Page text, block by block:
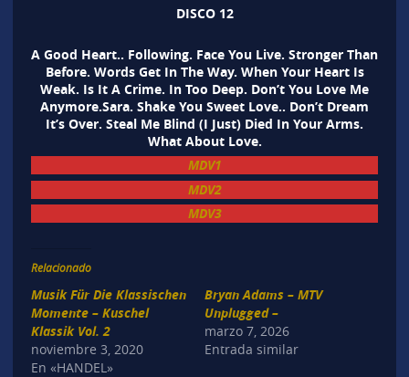
DISCO 12
A Good Heart.. Following. Face You Live. Stronger Than
Before. Words Get In The Way. When Your Heart Is
Weak. Is It A Crime. In Too Deep. Don’t You Love Me
Anymore.Sara. Shake You Sweet Love.. Don’t Dream
It’s Over. Steal Me Blind (I Just) Died In Your Arms.
What About Love.
MDV1
MDV2
MDV3
Relacionado
Musik Für Die Klassischen
Momente – Kuschel
Klassik Vol. 2
noviembre 3, 2020
En «HANDEL»
Bryan Adams – MTV
Unplugged –
marzo 7, 2026
Entrada similar